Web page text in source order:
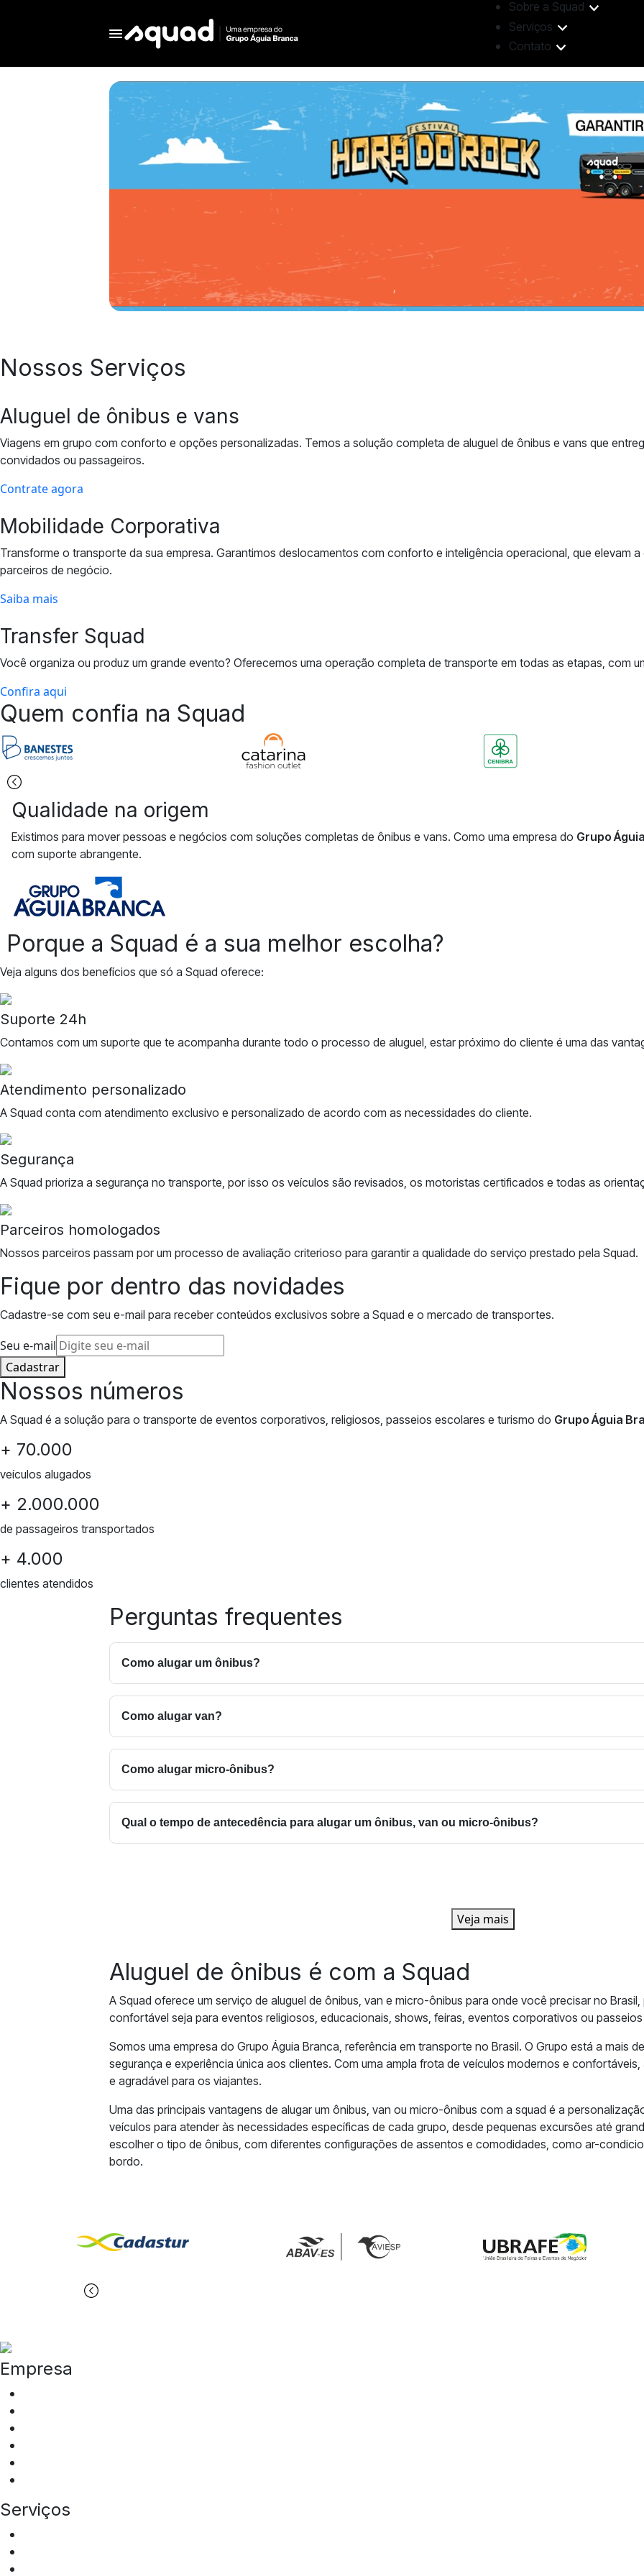
Sobre a Squad
Serviços
Contato
Nossos Serviços
Aluguel de ônibus e vans
Viagens em grupo com conforto e opções personalizadas. Temos a solução completa de aluguel de ônibus e vans que
convidados ou passageiros.
Contrate agora
Mobilidade Corporativa
Transforme o transporte da sua empresa. Garantimos deslocamentos com conforto e inteligência operacional, que elevam
parceiros de negócio.
Saiba mais
Transfer Squad
Você organiza ou produz um grande evento? Oferecemos uma operação completa de transporte em todas as etapas, com
Confira aqui
Quem confia na Squad
Qualidade na origem
Existimos para mover pessoas e negócios com soluções completas de ônibus e vans. Como uma empresa do Grupo
com suporte abrangente.
Porque a Squad é a sua melhor escolha?
Veja alguns dos benefícios que só a Squad oferece:
Suporte 24h
Contamos com um suporte que te acompanha durante todo o processo de aluguel, estar próximo do cliente é uma das
Atendimento personalizado
A Squad conta com atendimento exclusivo e personalizado de acordo com as necessidades do cliente.
Segurança
A Squad prioriza a segurança no transporte, por isso os veículos são revisados, os motoristas certificados e todas as
Parceiros homologados
Nossos parceiros passam por um processo de avaliação criterioso para garantir a qualidade do serviço prestado pela Squad.
Fique por dentro das novidades
Cadastre-se com seu e-mail para receber conteúdos exclusivos sobre a Squad e o mercado de transportes.
Seu e-mail
Cadastrar
Nossos números
A Squad é a solução para o transporte de eventos corporativos, religiosos, passeios escolares e turismo do Grupo Águia
+ 70.000
veículos alugados
+ 2.000.000
de passageiros transportados
+ 4.000
clientes atendidos
Perguntas frequentes
Como alugar um ônibus?
basta entrar em contato com o nosso time de atendimento através do whatsapp (27) 99917-1468.
Como alugar van?
ela possui cerca de 20 lugares. Para realizar o seu orçamento, basta entrar em contato com o nosso
(27) 99917-1468. Outros dois fatores importantes a serem levados em conta são o conforto e o fato de
Como alugar micro-ônibus?
Acesse o nosso site e faça uma simulação, para entender melhor sobre valores e demais informações.
Qual o tempo de antecedência para alugar um ônibus, van ou micro-ônibus?
Veja mais
Aluguel de ônibus é com a Squad
A Squad oferece um serviço de aluguel de ônibus, van e micro-ônibus para onde você precisar no
confortável seja para eventos religiosos, educacionais, shows, feiras, eventos corporativos ou
Somos uma empresa do Grupo Águia Branca, referência em transporte no Brasil. O Grupo está a mais
segurança e experiência única aos clientes. Com uma ampla frota de veículos modernos e
e agradável para os viajantes.
Uma das principais vantagens de alugar um ônibus, van ou micro-ônibus com a squad é a
veículos para atender às necessidades específicas de cada grupo, desde pequenas excursões até
escolher o tipo de ônibus, com diferentes configurações de assentos e comodidades, como ar-
bordo.
Empresa
Serviços